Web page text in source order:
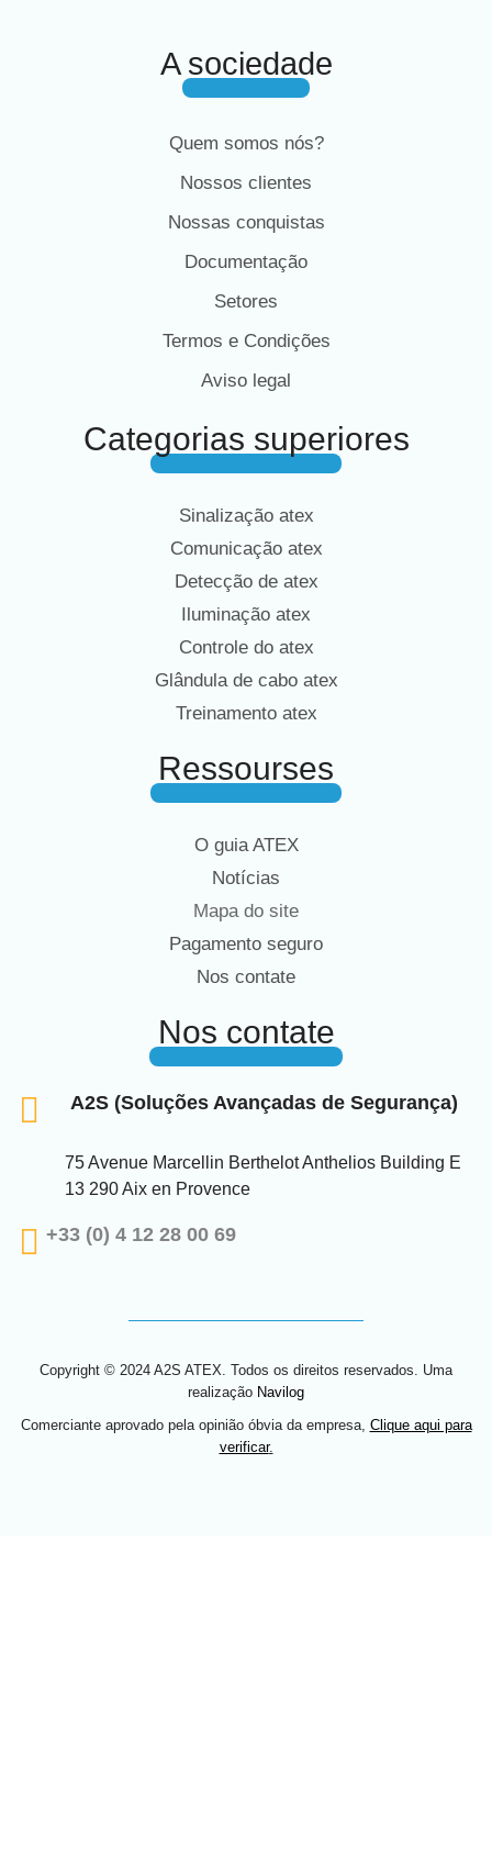
A sociedade
Quem somos nós?
Nossos clientes
Nossas conquistas
Documentação
Setores
Termos e Condições
Aviso legal
Categorias superiores
Sinalização atex
Comunicação atex
Detecção de atex
Iluminação atex
Controle do atex
Glândula de cabo atex
Treinamento atex
Ressourses
O guia ATEX
Notícias
Mapa do site
Pagamento seguro
Nos contate
Nos contate
A2S (Soluções Avançadas de Segurança)
75 Avenue Marcellin Berthelot Anthelios Building E
13 290 Aix en Provence
+33 (0) 4 12 28 00 69
Copyright © 2024 A2S ATEX. Todos os direitos reservados. Uma
realização Navilog
Comerciante aprovado pela opinião óbvia da empresa, Clique aqui para
verificar.